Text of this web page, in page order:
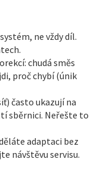
ne vždy díl.
chudá směs
proč chybí (únik
často ukazují na
sběrnici. Neřešte to
adaptaci bez
návštěvu servisu.